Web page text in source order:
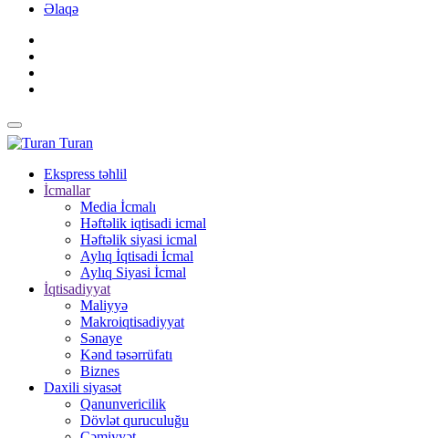
Əlaqə
Turan
Ekspress təhlil
İcmallar
Media İcmalı
Həftəlik iqtisadi icmal
Həftəlik siyasi icmal
Aylıq İqtisadi İcmal
Aylıq Siyasi İcmal
İqtisadiyyat
Maliyyə
Makroiqtisadiyyat
Sənaye
Kənd təsərrüfatı
Biznes
Daxili siyasət
Qanunvericilik
Dövlət quruculuğu